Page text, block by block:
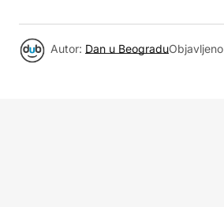
Autor: Dan u BeograduObjavljeno